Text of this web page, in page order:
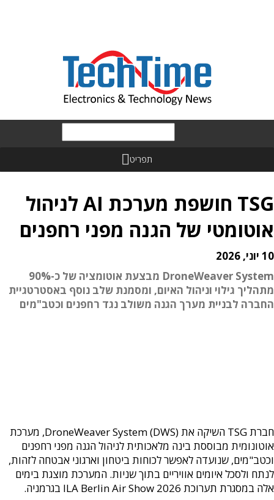
תפריט
TSG חושפת מערכת AI לניהול
אוטומטי של הגנה מפני רחפנים
10 יוני, 2026
DroneWeaver System מבצעת אוטומציה של כ-90%
מתהליך גילוי וניהול האיום, ומסמנת שלב נוסף באסטרטגיית
החברה לבניית מערך הגנה משולב נגד רחפנים וכטב"מים
חברת TSG השיקה את DroneWeaver System (DWS), מערכת
אוטונומית מבוססת בינה מלאכותית לניהול הגנה מפני רחפנים
וכטב"מים, שנועדה לאפשר לכוחות ביטחון וארגוני אבטחה לזהות,
לנתח ולסכל איומים אוויריים בתוך שניות. המערכת מוצגת בימים
אלה במסגרת תערוכת ILA Berlin Air Show 2026 בגרמניה.